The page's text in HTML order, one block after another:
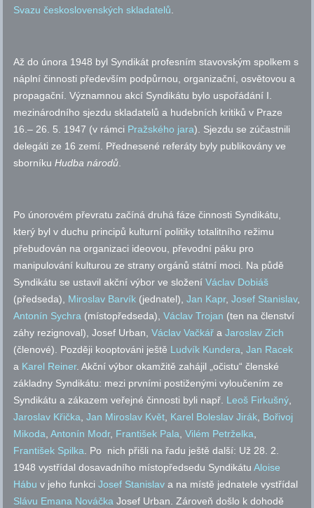
Svazu československých skladatelů.
Až do února 1948 byl Syndikát profesním stavovským spolkem s
náplní činnosti především podpůrnou, organizační, osvětovou a
propagační. Významnou akcí Syndikátu bylo uspořádání I.
mezinárodního sjezdu skladatelů a hudebních kritiků v Praze
16.– 26. 5. 1947 (v rámci Pražského jara). Sjezdu se zúčastnili
delegáti ze 16 zemí. Přednesené referáty byly publikovány ve
sborníkuHudba národů.
Po únorovém převratu začíná druhá fáze činnosti Syndikátu,
který byl v duchu principů kulturní politiky totalitního režimu
přebudován na organizaci ideovou, převodní páku pro
manipulování kulturou ze strany orgánů státní moci. Na půdě
Syndikátu se ustavil akční výbor ve složeníVáclav Dobiáš
(předseda), Miroslav Barvík (jednatel),Jan Kapr,Josef Stanislav,
Antonín Sychra (místopředseda),Václav Trojan (ten na členství
záhy rezignoval), Josef Urban,Václav Vačkář aJaroslav Zich
(členové). Později kooptováni ještě Ludvík Kundera,Jan Racek
a Karel Reiner. Akční výbor okamžitě zahájil „očistu“ členské
základny Syndikátu: mezi prvními postiženými vyloučením ze
Syndikátu a zákazem veřejné činnosti byli např. Leoš Firkušný,
Jaroslav Křička,Jan Miroslav Květ, Karel Boleslav Jirák, Bořivoj
Mikoda,Antonín Modr, František Pala,Vilém Petrželka,
František Spilka. Po nich přišli na řadu ještě další: Už 28. 2.
1948 vystřídal dosavadního místopředsedu SyndikátuAloise
Hábu v jeho funkciJosef Stanislav a na místě jednatele vystřídal
Slávu Emana Nováčka Josef Urban. Zároveň došlo k dohodě